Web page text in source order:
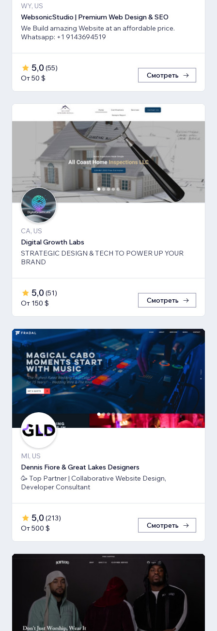
WY, US
WebsonicStudio | Premium Web Design & SEO
We Build amazing Website at an affordable price.
Whatsapp: +1 9143694519
5,0 (55)
От 50 $
Смотреть
CA, US
Digital Growth Labs
STRATEGIC DESIGN & TECH TO POWER UP YOUR
BRAND
5,0 (51)
От 150 $
Смотреть
MI, US
Dennis Fiore & Great Lakes Designers
🥳 Top Partner | Collaborative Website Design,
Developer Consultant
5,0 (213)
От 500 $
Смотреть